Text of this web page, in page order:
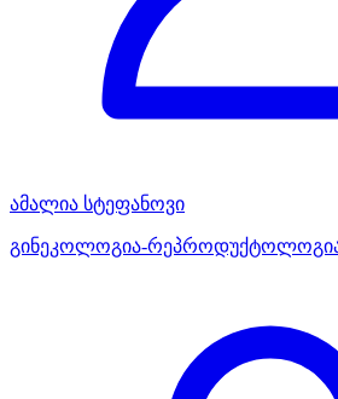
ამალია სტეფანოვი
გინეკოლოგია-